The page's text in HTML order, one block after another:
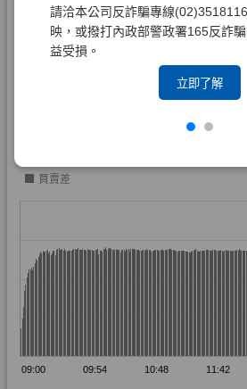
請洽本公司反詐騙專線
映，或撥打內政部警政署165反詐
益受損。
立即了解